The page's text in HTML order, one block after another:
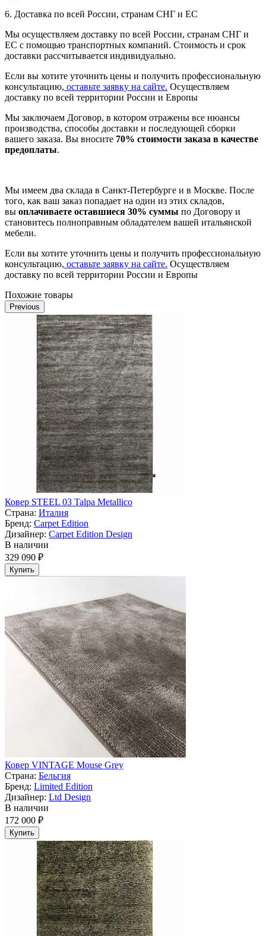
6. Доставка по всей России, странам СНГ и ЕС
Мы осуществляем доставку по всей России, странам СНГ и
ЕС с помощью транспортных компаний. Стоимость и срок
доставки рассчитывается индивидуально.
Если вы хотите уточнить цены и получить профессиональную
консультацию, оставьте заявку на сайте. Осуществляем
доставку по всей территории России и Европы
Мы заключаем Договор, в котором отражены все нюансы
производства, способы доставки и последующей сборки
вашего заказа. Вы вносите 70% стоимости заказа в качестве
предоплаты.
Мы имеем два склада в Санкт-Петербурге и в Москве. После
того, как ваш заказ попадает на один из этих складов,
вы оплачиваете оставшиеся 30% суммы по Договору и
становитесь полноправным обладателем вашей итальянской
мебели.
Если вы хотите уточнить цены и получить профессиональную
консультацию, оставьте заявку на сайте. Осуществляем
доставку по всей территории России и Европы
Похожие товары
Previous
Ковер STEEL 03 Talpa Metallico
Страна: Италия
Бренд: Carpet Edition
Дизайнер: Carpet Edition Design
В наличии
329 090 ₽
Купить
Ковер VINTAGE Mouse Grey
Страна: Бельгия
Бренд: Limited Edition
Дизайнер: Ltd Design
В наличии
172 000 ₽
Купить